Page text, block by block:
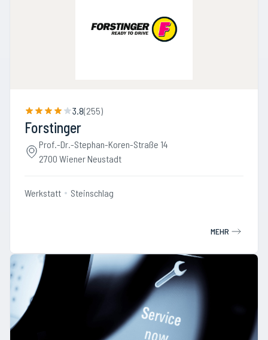
3.8(255)
Forstinger
Prof.-Dr.-Stephan-Koren-Straße 14
2700 Wiener Neustadt
Werkstatt Steinschlag
MEHR